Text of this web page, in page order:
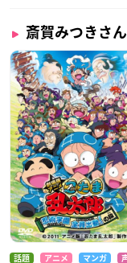
斎賀みつきさ
話題 アニメ マンガ